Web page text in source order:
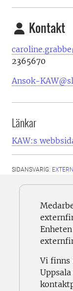
Kontakt
2365670
Ansok-
Länkar
KAW:s
SIDANSVARIG:
Vi finns